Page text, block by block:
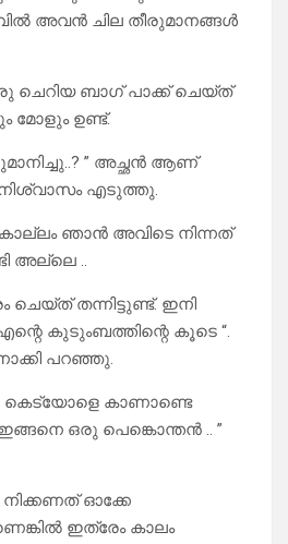
അവൻ ചില തീരുമാനങ്ങൾ
ചെറിയ ബാഗ് പാക്ക് ചെയ്ത്
മോളും ഉണ്ട്.
” അച്ഛൻ ആണ്
എടുത്തു.
ഞാൻ അവിടെ നിന്നത്
അല്ലെ ..
തന്നിട്ടുണ്ട്. ഇനി
കുടുംബത്തിന്റെ കൂടെ “.
പറഞ്ഞു.
കെട്യോളെ കാണാണ്ടെ
ഇങ്ങനെ ഒരു പെങ്കൊന്തൻ .. ”
ഓക്കേ
ഇത്രേം കാലം